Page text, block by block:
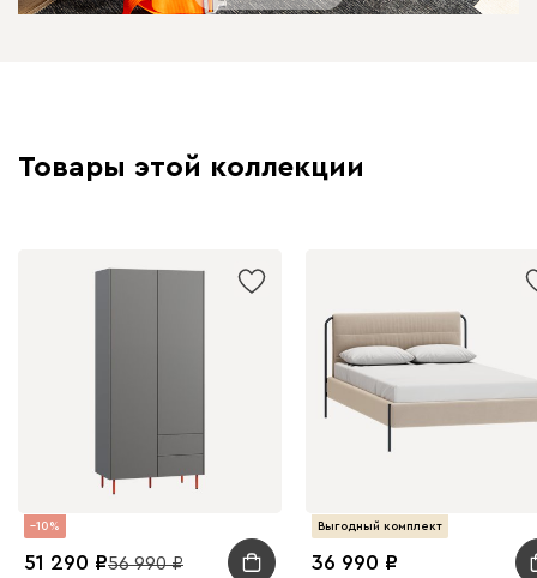
Товары этой коллекции
10
51 290 56 990
Выгодный комплект
36 990